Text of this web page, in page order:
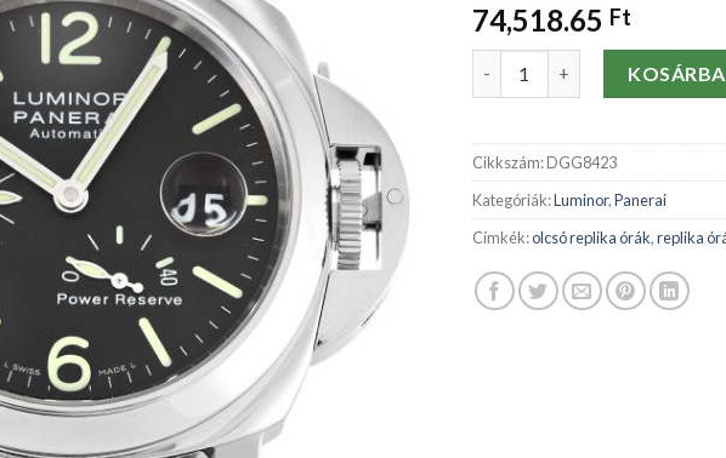
74,518.65 Ft
Replika órák Panerai Luminor
Cikkszám:DGG8423
Kategóriák:Luminor,Panerai
Címkék:olcsó replika órák,replika